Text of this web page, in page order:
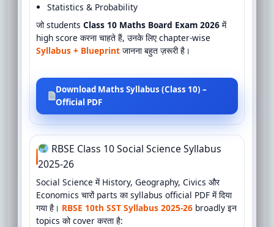
Statistics & Probability
जो students Class 10 Maths Board Exam 2026में
high score करना चाहते हैं, उनके लिए chapter-wise
Syllabus + Blueprintजानना बहुत ज़रूरी है।
Download Maths Syllabus (Class 10) –
Official PDF
RBSE Class 10 Social Science Syllabus
2025-26
Social Science में History, Geography, Civics और
Economics चारों parts का syllabus official PDF में दिया
गया है। RBSE 10th SST Syllabus 2025-26broadly इन
topics को cover करता है: